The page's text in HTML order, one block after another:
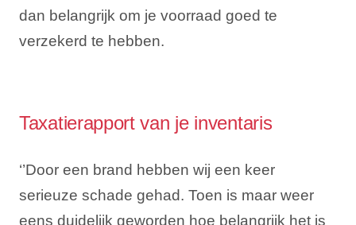
dan belangrijk om je voorraad goed te
verzekerd te hebben.
Taxatierapport van je inventaris
‘’Door een brand hebben wij een keer
serieuze schade gehad. Toen is maar weer
eens duidelijk geworden hoe belangrijk het is